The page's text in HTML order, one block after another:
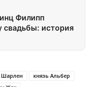
Филипп
история
Шарлен
князь Альбер